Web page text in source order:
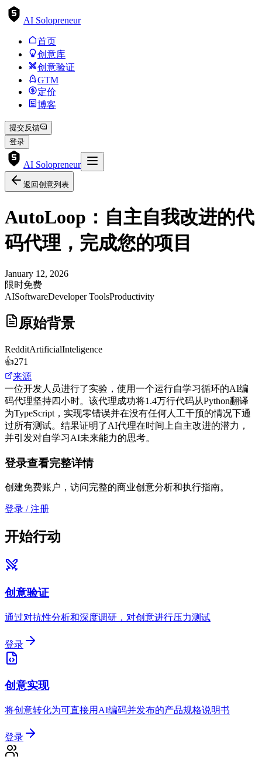
AI Solopreneur
首页
创意库
创意验证
GTM
定价
博客
提交反馈
登录
AI Solopreneur
返回创意列表
AutoLoop：自主自我改进的代
码代理，完成您的项目
January 12, 2026
限时免费
AISoftwareDeveloper ToolsProductivity
原始背景
RedditArtificialInteligence
👍271
来源
一位开发人员进行了实验，使用一个运行自学习循环的AI编
码代理坚持四小时。该代理成功将1.4万行代码从Python翻译
为TypeScript，实现零错误并在没有任何人工干预的情况下通
过所有测试。结果证明了AI代理在时间上自主改进的潜力，
并引发对自学习AI未来能力的思考。
登录查看完整详情
创建免费账户，访问完整的商业创意分析和执行指南。
登录 / 注册
开始行动
创意验证
通过对抗性分析和深度调研，对创意进行压力测试
登录
创意实现
将创意转化为可直接用AI编码并发布的产品规格说明书
登录